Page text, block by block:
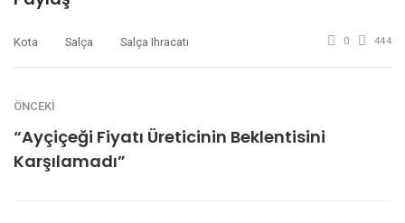
Kota Salça Salça Ihracatı 0 444
ÖNCEKI
“Ayçiçeği Fiyatı Üreticinin Beklentisini
Karşılamadı”